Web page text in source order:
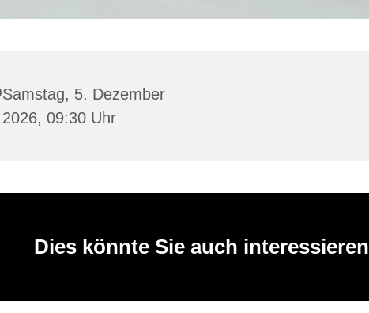
Samstag, 5. Dezember
2026, 09:30 Uhr
Dies könnte Sie auch interessieren